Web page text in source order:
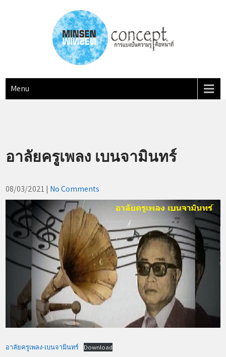
MINSEN Concept
Menu
อาลัยครูเพลง เบนจามินทร์
08/03/2021 | No Comments
อาลัยครูเพลง-เบนจามินทร์ Download